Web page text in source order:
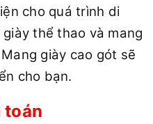
cho quá trình di
thể thao và mang
giày cao gót sẽ
cho bạn.
toán